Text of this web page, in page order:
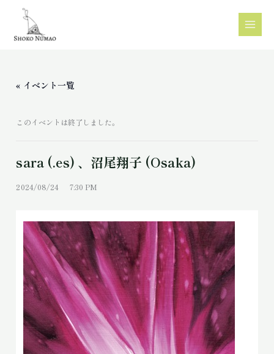
« イベント一覧
このイベントは終了しました。
sara (.es) 、沼尾翔子 (Osaka)
2024/08/24 7:30 PM